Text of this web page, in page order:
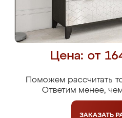
Цена: от
Поможем рассчитать
Ответим менее,
ЗАКАЗАТЬ